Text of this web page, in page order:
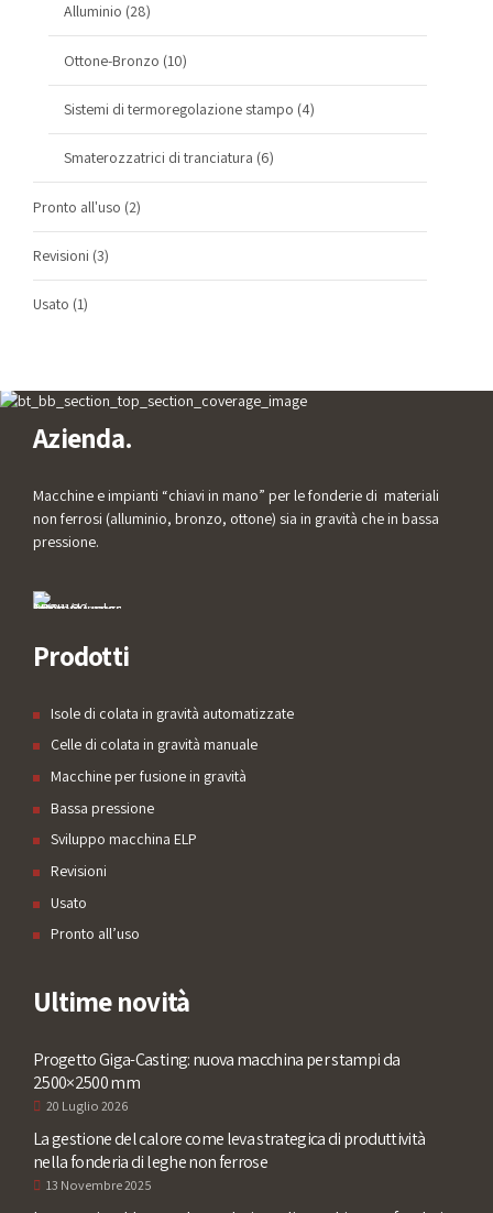
Alluminio (28)
Ottone-Bronzo (10)
Sistemi di termoregolazione stampo (4)
Smaterozzatrici di tranciatura (6)
Pronto all'uso (2)
Revisioni (3)
Usato (1)
Azienda.
Macchine e impianti “chiavi in mano” per le fonderie di materiali
non ferrosi (alluminio, bronzo, ottone) sia in gravità che in bassa
pressione.
Prodotti
Isole di colata in gravità automatizzate
Celle di colata in gravità manuale
Macchine per fusione in gravità
Bassa pressione
Sviluppo macchina ELP
Revisioni
Usato
Pronto all’uso
Ultime novità
20 Luglio 2026
Progetto Giga-Casting: nuova macchina per stampi da
2500×2500 mm
13 Novembre 2025
La gestione del calore come leva strategica di produttività
nella fonderia di leghe non ferrose